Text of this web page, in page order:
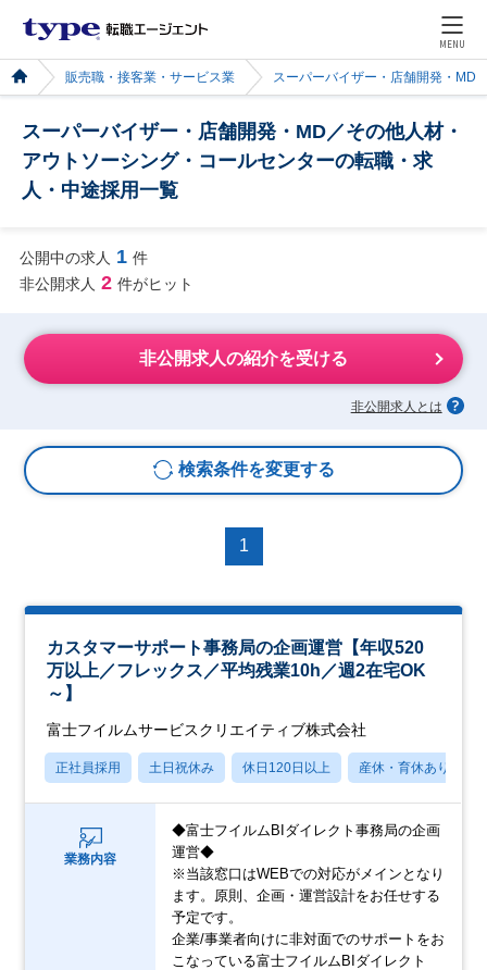
MENU
販売職・接客業・サービス業 スーパーバイザー・店舗開発・MD
スーパーバイザー・店舗開発・MD／その他人材・
アウトソーシング・コールセンターの転職・求
人・中途採用一覧
公開中の求人 1 件
非公開求人 2 件がヒット
非公開求人の紹介を受ける
非公開求人とは
検索条件を変更する
1
カスタマーサポート事務局の企画運営【年収520
万以上／フレックス／平均残業10h／週2在宅OK
～】
富士フイルムサービスクリエイティブ株式会社
正社員採用 土日祝休み 休日120日以上 産休・育休あり
業務内容
◆富士フイルムBIダイレクト事務局の企画
運営◆
※当該窓口はWEBでの対応がメインとなり
ます。原則、企画・運営設計をお任せする
予定です。
企業/事業者向けに非対面でのサポートをお
こなっている富士フイルムBIダイレクト